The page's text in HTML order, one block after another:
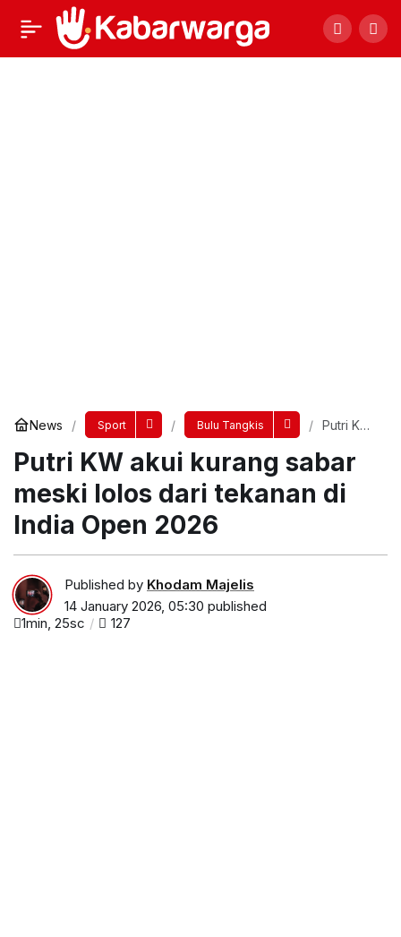
News Sport Bulu Tangkis
Putri KW
kurang
sabar
meski
lolos dari
Putri KW akui kurang sabar
meski lolos dari tekanan di
India Open 2026
Published by Khodam Majelis
14 January 2026, 05:30 published
1min, 25sc
127